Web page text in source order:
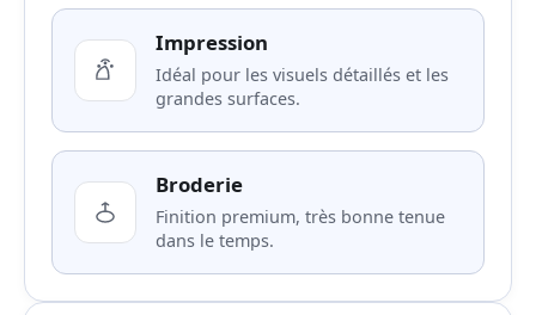
Impression
Idéal pour les visuels détaillés et les
grandes surfaces.
Broderie
Finition premium, très bonne tenue
dans le temps.